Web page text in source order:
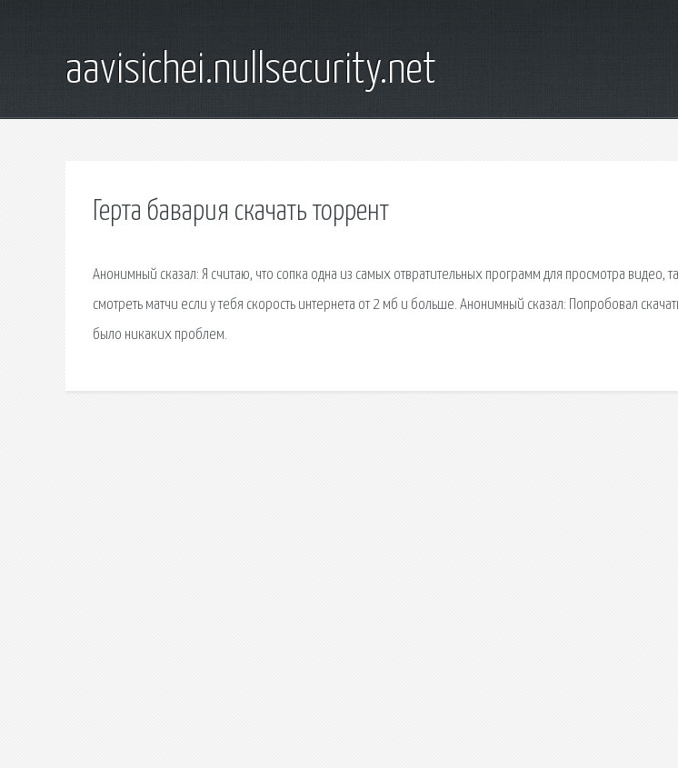
aavisichei.nullsecurity.net
Герта бавария скачать торрент
Анонимный сказал: Я считаю, что сопка одна из самых отвратительных программ для просмотра видео,
смотреть матчи если у тебя скорость интернета от 2 мб и больше. Анонимный сказал: Попробовал
было никаких проблем.